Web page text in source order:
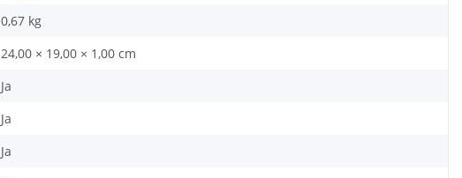
0,67 kg
24,00 × 19,00 × 1,00 cm
Ja
Ja
Ja